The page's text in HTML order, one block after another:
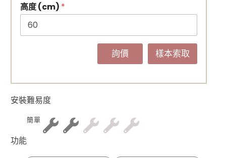
高度 (cm) *
詢價 樣本索取
安裝難易度
簡單
功能